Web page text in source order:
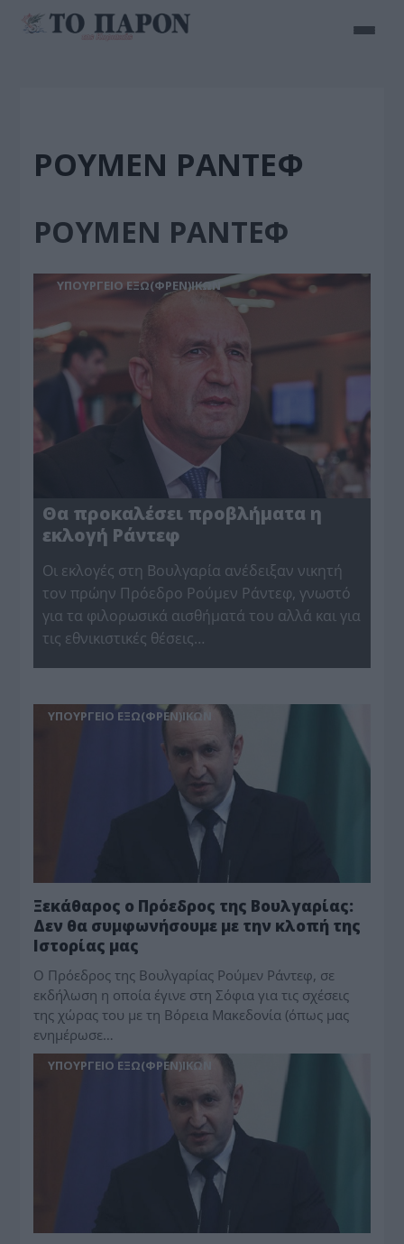
ΡΟΥΜΕΝ ΡΑΝΤΕΦ
ΡΟΥΜΕΝ ΡΑΝΤΕΦ
ΥΠΟΥΡΓΕΙΟ ΕΞΩ(ΦΡΕΝ)ΙΚΩΝ
Θα προκαλέσει προβλήματα η
εκλογή Ράντεφ
Oι εκλογές στη Βουλγαρία ανέδειξαν νικητή
τον πρώην Πρόεδρο Ρούμεν Ράντεφ, γνωστό
για τα φιλορωσικά αισθήματά του αλλά και για
τις εθνικιστικές θέσεις…
ΥΠΟΥΡΓΕΙΟ ΕΞΩ(ΦΡΕΝ)ΙΚΩΝ
Ξεκάθαρος ο Πρόεδρος της Βουλγαρίας:
Δεν θα συμφωνήσουμε με την κλοπή της
Ιστορίας μας
Ο Πρόεδρος της Βουλγαρίας Ρούμεν Ράντεφ, σε
εκδήλωση η οποία έγινε στη Σόφια για τις σχέσεις
της χώρας του με τη Βόρεια Μακεδονία (όπως μας
ενημέρωσε…
ΥΠΟΥΡΓΕΙΟ ΕΞΩ(ΦΡΕΝ)ΙΚΩΝ